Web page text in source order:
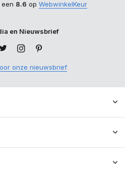
8.6 op WebwinkelKeur
en Nieuwsbrief
onze nieuwsbrief